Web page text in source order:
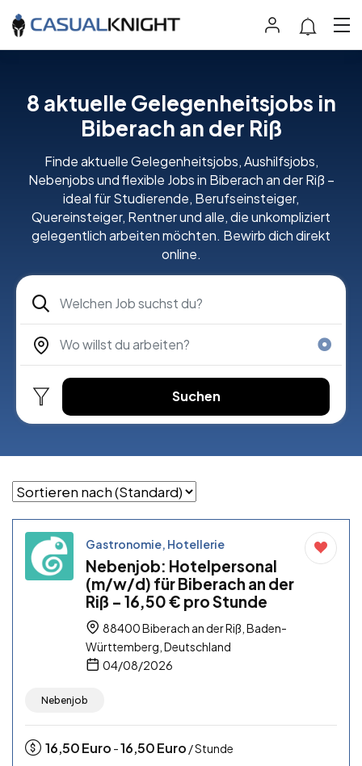
8 aktuelle Gelegenheitsjobs in
Biberach an der Riß
Finde aktuelle Gelegenheitsjobs, Aushilfsjobs,
Nebenjobs und flexible Jobs in Biberach an der Riß –
ideal für Studierende, Berufseinsteiger,
Quereinsteiger, Rentner und alle, die unkompliziert
gelegentlich arbeiten möchten. Bewirb dich direkt
online.
Suchen
Gastronomie, Hotellerie
Nebenjob: Hotelpersonal
(m/w/d) für Biberach an der
Riß – 16,50 € pro Stunde
88400 Biberach an der Riß, Baden-
Württemberg, Deutschland
04/08/2026
Nebenjob
16,50Euro -16,50Euro / Stunde